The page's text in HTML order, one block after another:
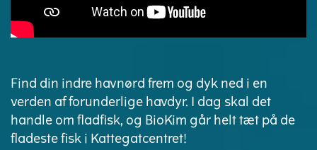
Find din indre havnørd frem og dyk ned i en
verden af forunderlige havdyr. I dag skal det
handle om fladfisk, og BioKim går helt tæt på de
fladeste fisk i Kattegatcentret!